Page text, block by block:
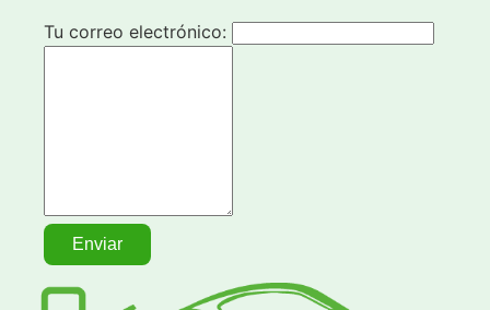
Tu correo electrónico: